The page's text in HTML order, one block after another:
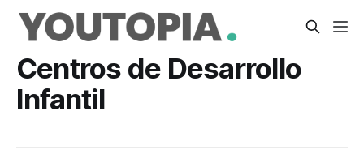
Centros de Desarrollo
Infantil